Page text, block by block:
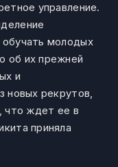
управление.
молодых
об их прежней
и
новых рекрутов,
что ждет ее в
приняла